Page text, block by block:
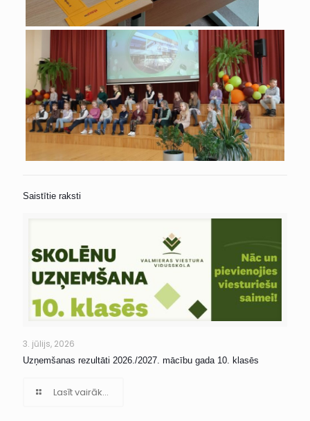
Saistītie raksti
3. jūlijs, 2026
Uzņemšanas rezultāti 2026./2027. mācību gada 10. klasēs
Lasīt vairāk...